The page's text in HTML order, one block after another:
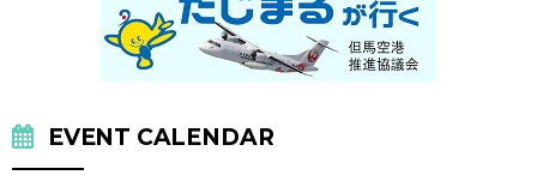
EVENT CALENDAR